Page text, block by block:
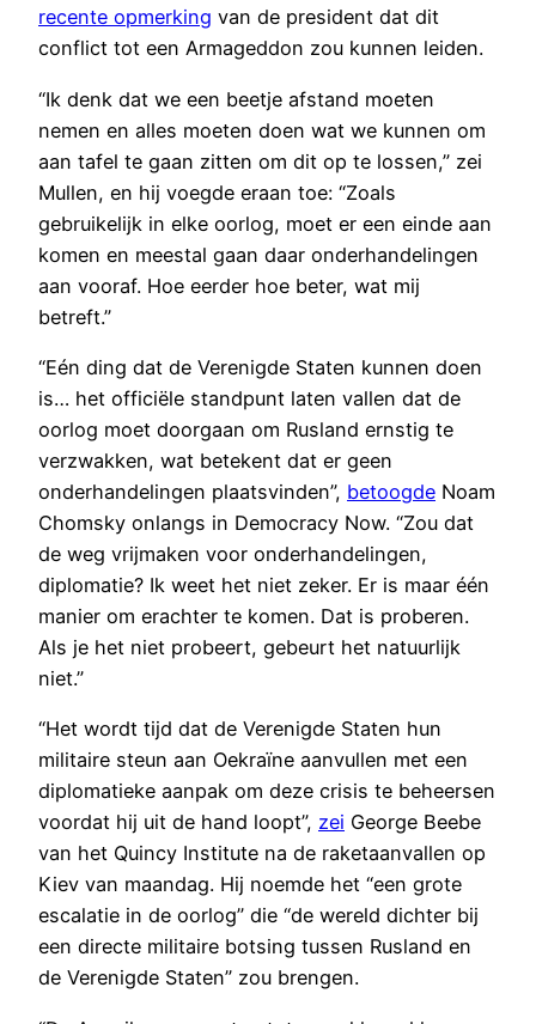
recente opmerking van de president dat dit
conflict tot een Armageddon zou kunnen leiden.
“Ik denk dat we een beetje afstand moeten
nemen en alles moeten doen wat we kunnen om
aan tafel te gaan zitten om dit op te lossen,” zei
Mullen, en hij voegde eraan toe: “Zoals
gebruikelijk in elke oorlog, moet er een einde aan
komen en meestal gaan daar onderhandelingen
aan vooraf. Hoe eerder hoe beter, wat mij
betreft.”
“Eén ding dat de Verenigde Staten kunnen doen
is… het officiële standpunt laten vallen dat de
oorlog moet doorgaan om Rusland ernstig te
verzwakken, wat betekent dat er geen
onderhandelingen plaatsvinden”, betoogde Noam
Chomsky onlangs in Democracy Now. “Zou dat
de weg vrijmaken voor onderhandelingen,
diplomatie? Ik weet het niet zeker. Er is maar één
manier om erachter te komen. Dat is proberen.
Als je het niet probeert, gebeurt het natuurlijk
niet.”
“Het wordt tijd dat de Verenigde Staten hun
militaire steun aan Oekraïne aanvullen met een
diplomatieke aanpak om deze crisis te beheersen
voordat hij uit de hand loopt”, zei George Beebe
van het Quincy Institute na de raketaanvallen op
Kiev van maandag. Hij noemde het “een grote
escalatie in de oorlog” die “de wereld dichter bij
een directe militaire botsing tussen Rusland en
de Verenigde Staten” zou brengen.